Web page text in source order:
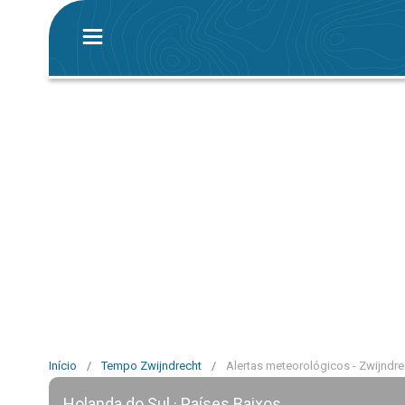
Início / Tempo Zwijndrecht / Alertas meteorológicos -